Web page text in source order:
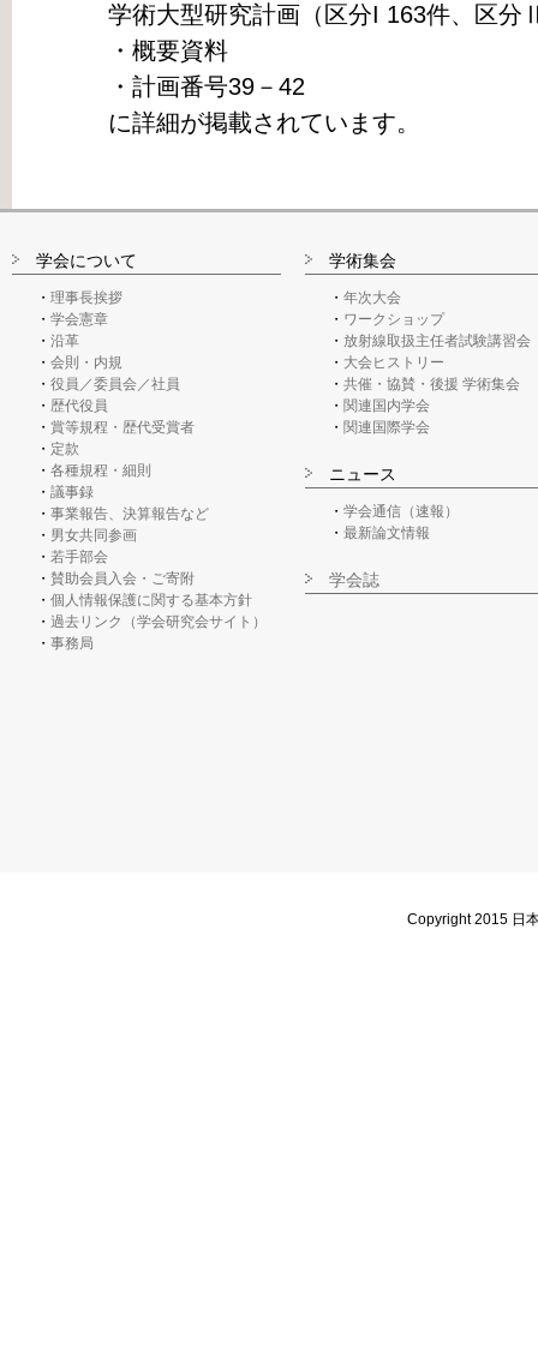
学術大型研究計画（区分I 163件、区分
・概要資料
・計画番号39－42
に詳細が掲載されています。
学会について
理事長挨拶
学会憲章
沿革
会則・内規
役員／委員会／社員
歴代役員
賞等規程・歴代受賞者
定款
各種規程・細則
議事録
事業報告、決算報告など
男女共同参画
若手部会
賛助会員入会・ご寄附
個人情報保護に関する基本方針
過去リンク（学会研究会サイト）
事務局
学術集会
年次大会
ワークショップ
放射線取扱主任者試験講習会
大会ヒストリー
共催・協賛・後援 学術集会
関連国内学会
関連国際学会
ニュース
学会通信（速報）
最新論文情報
学会誌
Copyright 2015 日